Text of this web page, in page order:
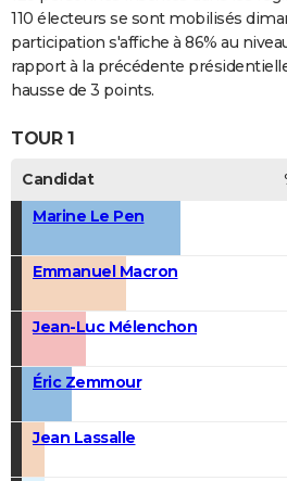
110 électeurs se sont mobilisés
participation s'affiche à 86% au
rapport à la précédente
hausse de 3 points.
TOUR 1
Candidat
Marine Le Pen
Emmanuel Macron
Jean-Luc Mélenchon
Éric Zemmour
Jean Lassalle